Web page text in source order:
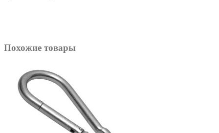
Похожие товары